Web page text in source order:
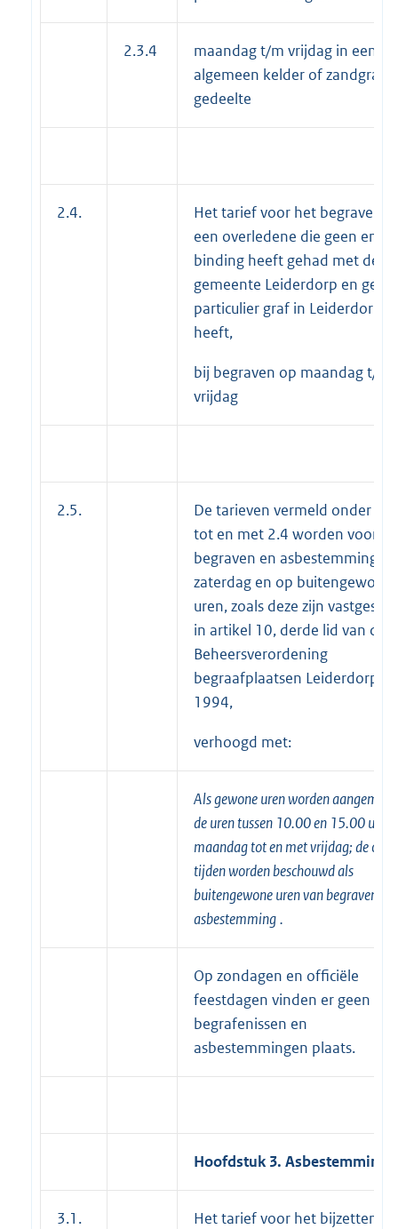
2.3.4
maandag t/m vrijdag in een
algemeen kelder of zandgraf
gedeelte
2.4.
Het tarief voor het begraven
een overledene die geen
binding heeft gehad met de
gemeente Leiderdorp en geen
particulier graf in Leiderdorp
heeft,
bij begraven op maandag t/m
vrijdag
2.5.
De tarieven vermeld onder 2.1
tot en met 2.4 worden voor
begraven en asbestemming op
zaterdag en op buitengewone
uren, zoals deze zijn
in artikel 10, derde lid van de
Beheersverordening
begraafplaatsen Leiderdorp
1994,
verhoogd met:
Als gewone uren worden
de uren tussen 10.00 en 15.00 uur
maandag tot en met vrijdag; de
tijden worden beschouwd als
buitengewone uren van begraven en
asbestemming.
Op zondagen en officiële
feestdagen vinden er geen
begrafenissen en
asbestemmingen plaats.
Hoofdstuk 3. Asbestemming
3.1.
Het tarief voor het bijzetten